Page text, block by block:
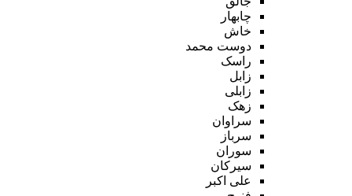
چابهار
خاش
دوست محمد
راسک
زابل
زابلی
زهک
سراوان
سرباز
سوران
سیرکان
علی اکبر